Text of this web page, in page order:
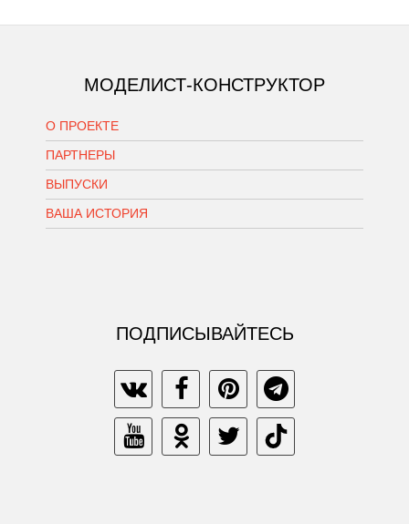
МОДЕЛИСТ-КОНСТРУКТОР
О ПРОЕКТЕ
ПАРТНЕРЫ
ВЫПУСКИ
ВАША ИСТОРИЯ
ПОДПИСЫВАЙТЕСЬ